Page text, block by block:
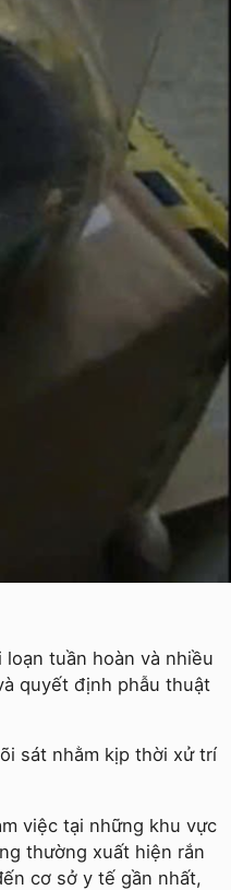
tuần hoàn và nhiều
quyết định phẫu thuật
sát nhằm kịp thời xử trí
việc tại những khu vực
thường xuất hiện rắn
cơ sở y tế gần nhất,